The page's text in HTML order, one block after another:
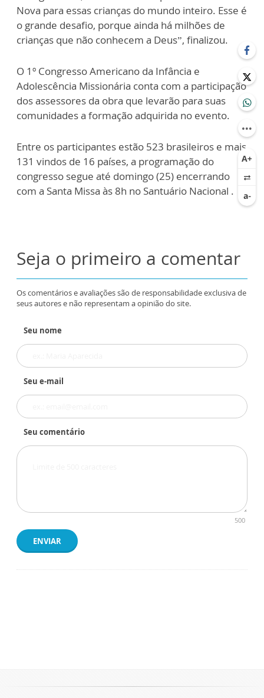
Nova para essas crianças do mundo inteiro. Esse é
o grande desafio, porque ainda há milhões de
crianças que não conhecem a Deus”, finalizou.
O 1º Congresso Americano da Infância e
Adolescência Missionária conta com a participação
dos assessores da obra que levarão para suas
comunidades a formação adquirida no evento.
Entre os participantes estão 523 brasileiros e mais
131 vindos de 16 países, a programação do
congresso segue até domingo (25) encerrando
com a Santa Missa às 8h no Santuário Nacional .
Seja o primeiro a comentar
Os comentários e avaliações são de responsabilidade exclusiva de
seus autores e não representam a opinião do site.
Seu nome
Seu e-mail
Seu comentário
500
ENVIAR